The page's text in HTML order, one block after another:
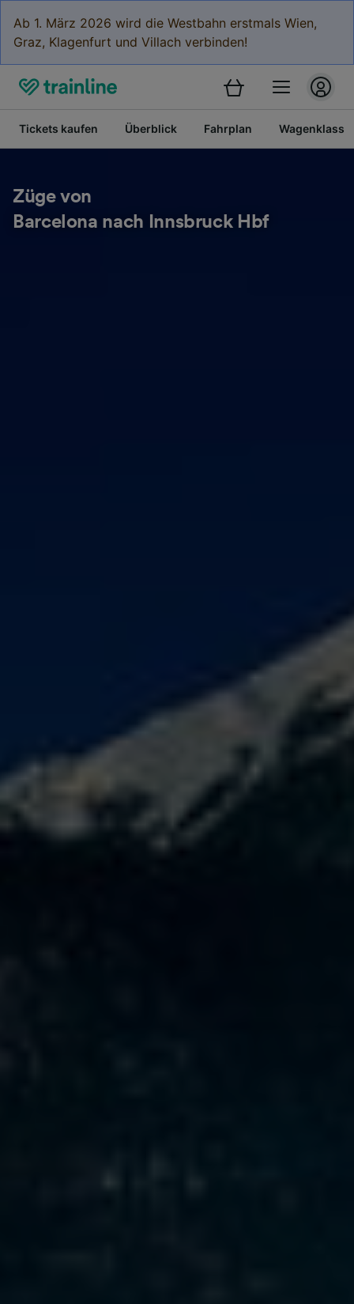
Ab 1. März 2026 wird die Westbahn erstmals Wien,
Graz, Klagenfurt und Villach verbinden!
Tickets kaufen Überblick Fahrplan
Züge von
Barcelona nach Innsbruck Hbf